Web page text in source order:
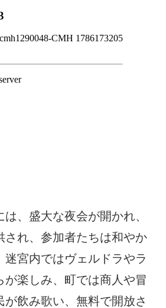
、盛大な夜会が開かれ、
され、参加者たちは和やか
迷宮内ではヴェルドラやラ
が楽しみ、町では商人や冒
が飲み歌い、無料で開放さ